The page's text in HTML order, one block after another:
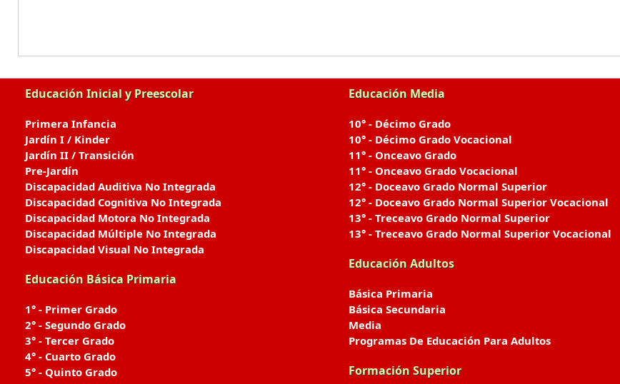
Educación Inicial y Preescolar
Primera Infancia
Jardín I / Kinder
Jardín II / Transición
Pre-Jardín
Discapacidad Auditiva No Integrada
Discapacidad Cognitiva No Integrada
Discapacidad Motora No Integrada
Discapacidad Múltiple No Integrada
Discapacidad Visual No Integrada
Educación Básica Primaria
1° - Primer Grado
2° - Segundo Grado
3° - Tercer Grado
4° - Cuarto Grado
5° - Quinto Grado
Educación Media
10° - Décimo Grado
10° - Décimo Grado Vocacional
11° - Onceavo Grado
11° - Onceavo Grado Vocacional
12° - Doceavo Grado Normal Superior
12° - Doceavo Grado Normal Superior Vocacional
13° - Treceavo Grado Normal Superior
13° - Treceavo Grado Normal Superior Vocacional
Educación Adultos
Básica Primaria
Básica Secundaria
Media
Programas De Educación Para Adultos
Formación Superior